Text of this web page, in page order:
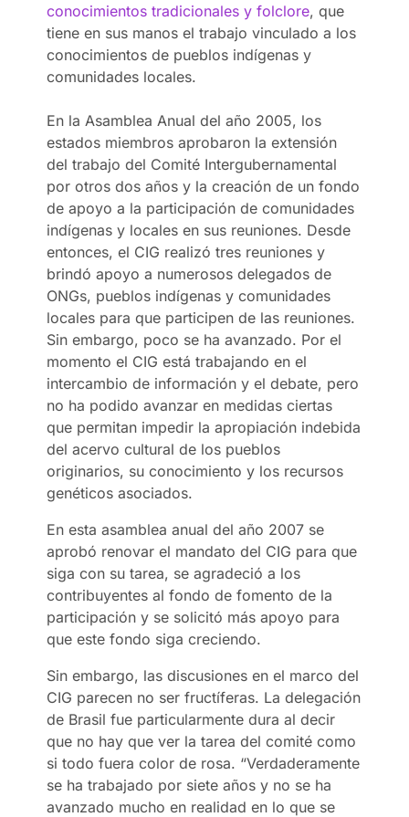
conocimientos tradicionales y folclore, que
tiene en sus manos el trabajo vinculado a los
conocimientos de pueblos indígenas y
comunidades locales.
En la Asamblea Anual del año 2005, los
estados miembros aprobaron la extensión
del trabajo del Comité Intergubernamental
por otros dos años y la creación de un fondo
de apoyo a la participación de comunidades
indígenas y locales en sus reuniones. Desde
entonces, el CIG realizó tres reuniones y
brindó apoyo a numerosos delegados de
ONGs, pueblos indígenas y comunidades
locales para que participen de las reuniones.
Sin embargo, poco se ha avanzado. Por el
momento el CIG está trabajando en el
intercambio de información y el debate, pero
no ha podido avanzar en medidas ciertas
que permitan impedir la apropiación indebida
del acervo cultural de los pueblos
originarios, su conocimiento y los recursos
genéticos asociados.
En esta asamblea anual del año 2007 se
aprobó renovar el mandato del CIG para que
siga con su tarea, se agradeció a los
contribuyentes al fondo de fomento de la
participación y se solicitó más apoyo para
que este fondo siga creciendo.
Sin embargo, las discusiones en el marco del
CIG parecen no ser fructíferas. La delegación
de Brasil fue particularmente dura al decir
que no hay que ver la tarea del comité como
si todo fuera color de rosa. “Verdaderamente
se ha trabajado por siete años y no se ha
avanzado mucho en realidad en lo que se